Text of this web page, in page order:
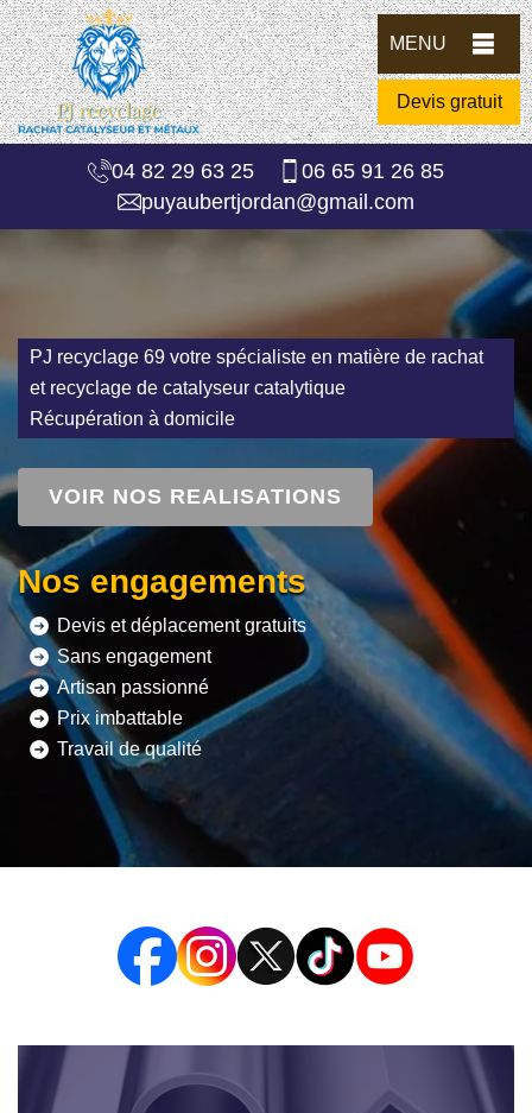
MENU
Devis gratuit
04 82 29 63 25
06 65 91 26 85
puyaubertjordan@gmail.com
PJ recyclage 69 votre spécialiste en matière de rachat
et recyclage de catalyseur catalytique
Récupération à domicile
VOIR NOS REALISATIONS
Nos engagements
Devis et déplacement gratuits
Sans engagement
Artisan passionné
Prix imbattable
Travail de qualité